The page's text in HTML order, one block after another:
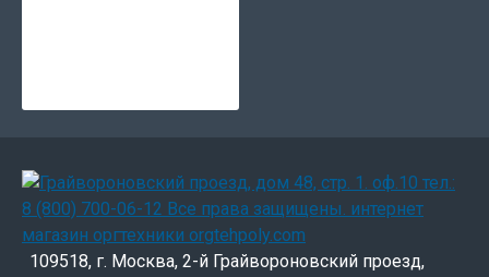
109518, г. Москва, 2-й Грайвороновский проезд,